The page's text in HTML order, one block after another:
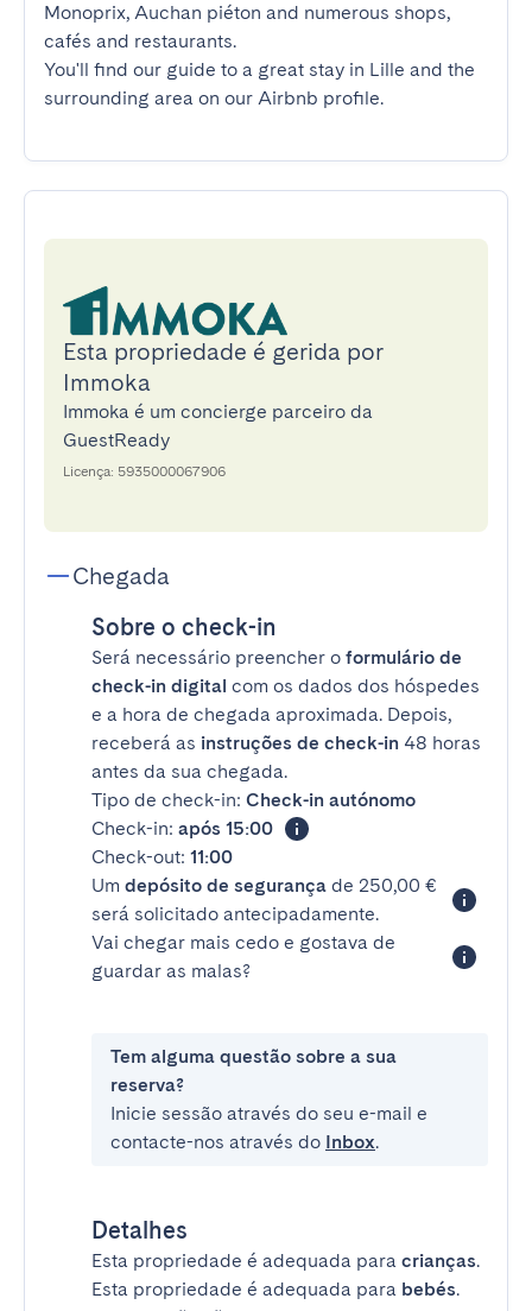
Monoprix, Auchan piéton and numerous shops,
cafés and restaurants.
You'll find our guide to a great stay in Lille and the
surrounding area on our Airbnb profile.
Esta propriedade é gerida por
Immoka
Immoka é um concierge parceiro da
GuestReady
Licença: 5935000067906
Chegada
Sobre o check-in
Será necessário preencher o formulário de
check-in digital com os dados dos hóspedes
e a hora de chegada aproximada. Depois,
receberá as instruções de check-in 48 horas
antes da sua chegada.
Tipo de check-in: Check-in autónomo
Check-in: após 15:00
Check-out: 11:00
Um depósito de segurança de 250,00 €
será solicitado antecipadamente.
Vai chegar mais cedo e gostava de
guardar as malas?
Tem alguma questão sobre a sua
reserva?
Inicie sessão através do seu e-mail e
contacte-nos através do Inbox.
Detalhes
Esta propriedade é adequada para crianças.
Esta propriedade é adequada para bebés.